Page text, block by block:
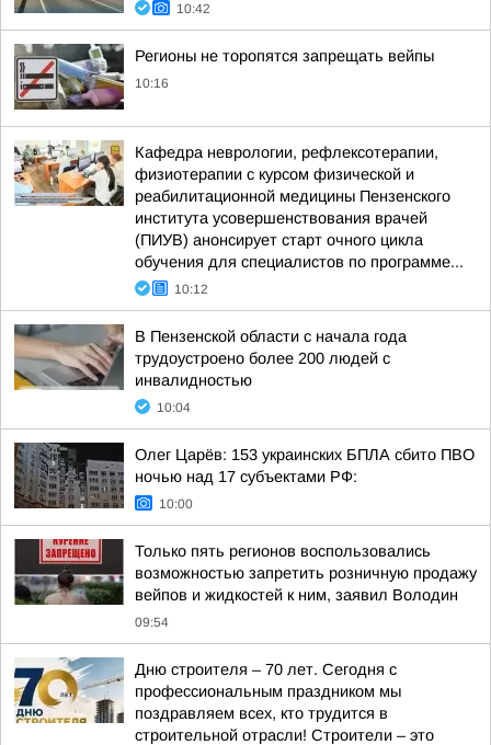
10:42
Регионы не торопятся запрещать вейпы
10:16
Кафедра неврологии, рефлексотерапии,
физиотерапии с курсом физической и
реабилитационной медицины Пензенского
института усовершенствования врачей
(ПИУВ) анонсирует старт очного цикла
обучения для специалистов по программе...
10:12
В Пензенской области с начала года
трудоустроено более 200 людей с
инвалидностью
10:04
Олег Царёв: 153 украинских БПЛА сбито ПВО
ночью над 17 субъектами РФ:
10:00
Только пять регионов воспользовались
возможностью запретить розничную продажу
вейпов и жидкостей к ним, заявил Володин
09:54
Дню строителя – 70 лет. Сегодня с
профессиональным праздником мы
поздравляем всех, кто трудится в
строительной отрасли! Строители – это